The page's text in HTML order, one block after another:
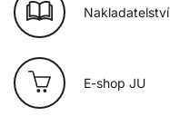
Nakladatelství
E-shop JU